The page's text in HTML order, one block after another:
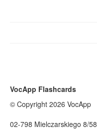
VocApp Flashcards
© Copyright 2026 VocApp
02-798 Mielczarskiego 8/58